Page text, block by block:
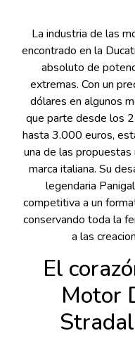
La industria de las
encontrado en la
absoluto de
extremas. Con un
dólares en algunos
que parte desde los
hasta 3.000 euros,
una de las
marca italiana. Su
legendaria
competitiva a un
conservando toda la
a las
El
Motor